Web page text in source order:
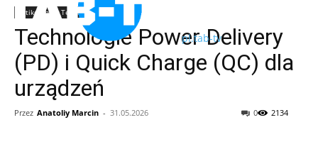
pl.tab-tv
Artikelen Technologia
Technologie Power Delivery
(PD) i Quick Charge (QC) dla
urządzeń
Przez Anatoliy Marcin - 31.05.2026 2134
0